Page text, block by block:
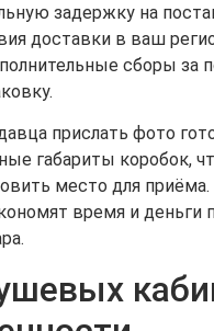
задержку на
доставки в ваш
сборы за
прислать фото
габариты коробок,
место для
время и деньги